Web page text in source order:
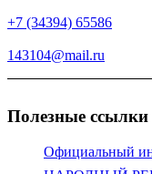
+7 (34394) 65586
143104@mail.ru
Полезные ссылки
Официальный